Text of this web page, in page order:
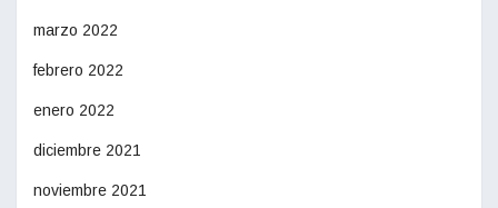
marzo 2022
febrero 2022
enero 2022
diciembre 2021
noviembre 2021